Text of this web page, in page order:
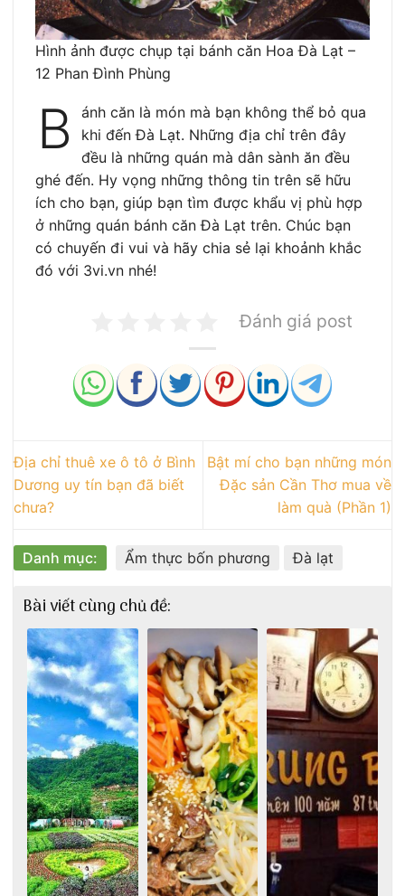
Hình ảnh được chụp tại bánh căn Hoa Đà Lạt –
12 Phan Đình Phùng
B
ánh căn là món mà bạn không thể bỏ qua
khi đến Đà Lạt. Những địa chỉ trên đây
đều là những quán mà dân sành ăn đều
ghé đến. Hy vọng những thông tin trên sẽ hữu
ích cho bạn, giúp bạn tìm được khẩu vị phù hợp
ở những quán bánh căn Đà Lạt trên. Chúc bạn
có chuyến đi vui và hãy chia sẻ lại khoảnh khắc
đó với 3vi.vn nhé!
Đánh giá post
Địa chỉ thuê xe ô tô ở Bình
Dương uy tín bạn đã biết
chưa?
Bật mí cho bạn những món
Đặc sản Cần Thơ mua về
làm quà (Phần 1)
Danh mục: Ẩm thực bốn phương Đà lạt
Bài viết cùng chủ đề: